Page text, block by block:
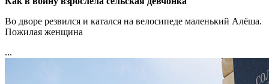
Во дворе резвился и катался на велосипеде маленький Алёша.
Пожилая женщина
...